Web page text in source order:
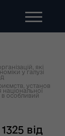
які
у галузі
установ
національної
в особливий
від